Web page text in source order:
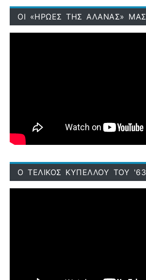
ΟΙ «ΗΡΩΕΣ ΤΗΣ ΑΛΑΝΑΣ» ΜΑΣ
Ο ΤΕΛΙΚΟΣ ΚΥΠΕΛΛΟΥ ΤΟΥ '63